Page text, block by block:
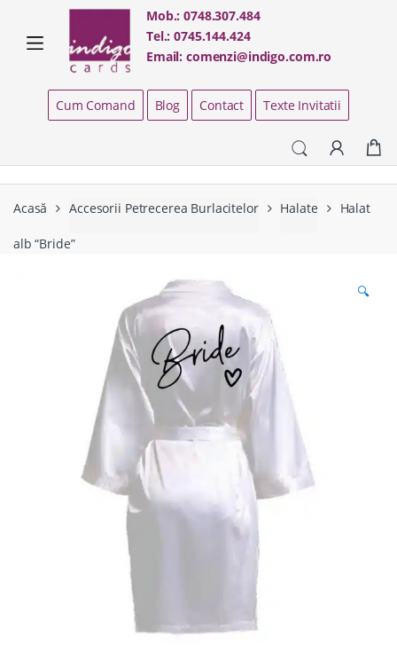
navigation
content
Mob.:0748.307.484
Tel.:0745.144.424
Email:comenzi@indigo.com.ro
Cum Comand Blog Contact Texte Invitatii
Acasă Accesorii Petrecerea Burlacitelor Halate Halat
alb “Bride”
🔍